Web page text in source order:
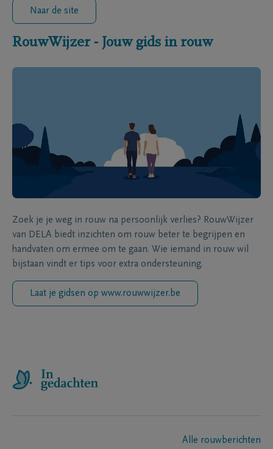
Naar de site
RouwWijzer - Jouw gids in rouw
Zoek je je weg in rouw na persoonlijk verlies? RouwWijzer
van DELA biedt inzichten om rouw beter te begrijpen en
handvaten om ermee om te gaan. Wie iemand in rouw wil
bijstaan vindt er tips voor extra ondersteuning.
Laat je gidsen op www.rouwwijzer.be
Alle rouwberichten